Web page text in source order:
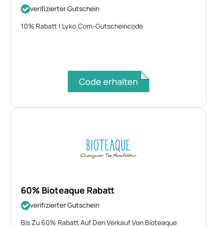
verifizierter Gutschein
10% Rabatt | Lyko.Com-Gutscheincode
Code erhalten
60% Bioteaque Rabatt
verifizierter Gutschein
Bis Zu 60% Rabatt Auf Den Verkauf Von Bioteaque